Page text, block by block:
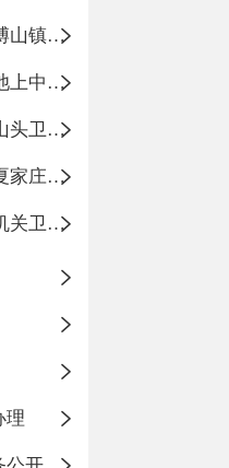
博山区博山镇中心卫生院（南院区、北院区）
博山区池上中心卫生院
博山区山头卫生院
博山区夏家庄卫生院
博山区机关卫生所
理